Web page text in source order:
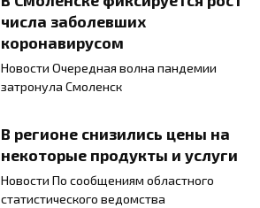
числа заболевших
коронавирусом
Новости Очередная волна пандемии
затронула Смоленск
В регионе снизились цены на
некоторые продукты и услуги
Новости По сообщениям областного
статистического ведомства